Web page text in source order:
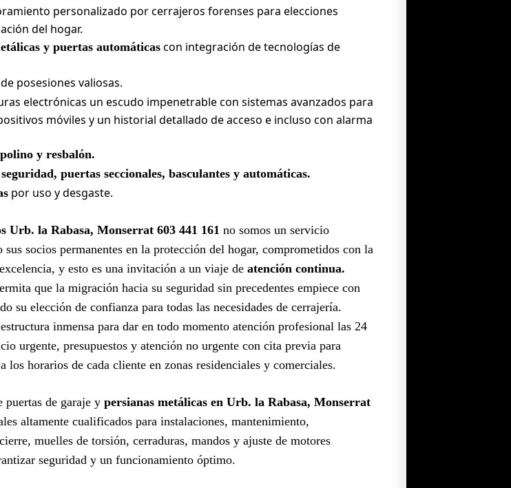
personalizado por cerrajeros forenses para elecciones
del hogar.
y puertas automáticas con integración de tecnologías de
posesiones valiosas.
electrónicas un escudo impenetrable con sistemas avanzados para
móviles y un historial detallado de acceso e incluso con alarma
y resbalón.
puertas seccionales, basculantes y automáticas.
por uso y desgaste.
Urb. la Rabasa, Monserrat 603 441 161 no somos un servicio
sus socios permanentes en la protección del hogar, comprometidos con la
y esto es una invitación a un viaje de atención continua.
que la migración hacia su seguridad sin precedentes empiece con
su elección de confianza para todas las necesidades de cerrajería.
inmensa para dar en todo momento atención profesional las 24
urgente, presupuestos y atención no urgente con cita previa para
los horarios de cada cliente en zonas residenciales y comerciales.
puertas de garaje y persianas metálicas en Urb. la Rabasa, Monserrat
altamente cualificados para instalaciones, mantenimiento,
muelles de torsión, cerraduras, mandos y ajuste de motores
seguridad y un funcionamiento óptimo.